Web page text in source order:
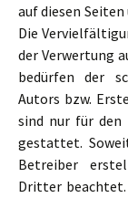
auf diesen
Die
der Verwertung
bedürfen der
Autors bzw.
sind nur für den
gestattet.
Betreiber
Dritter